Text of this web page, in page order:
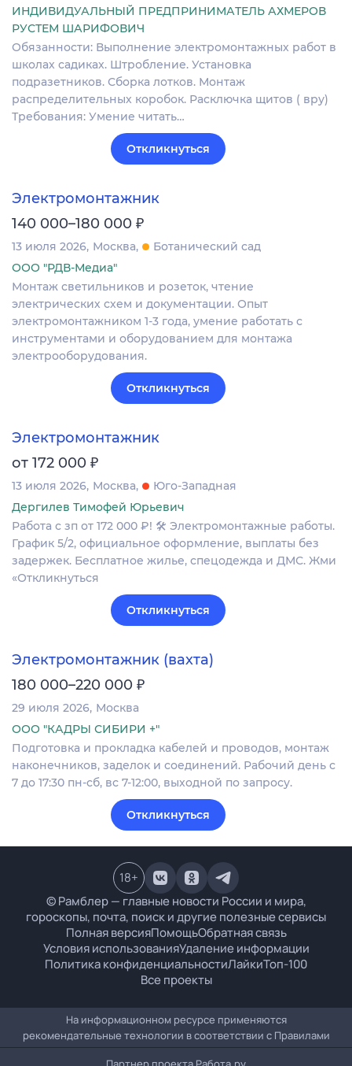
ИНДИВИДУАЛЬНЫЙ ПРЕДПРИНИМАТЕЛЬ АХМЕРОВ
РУСТЕМ ШАРИФОВИЧ
Обязанности: Выполнение электромонтажных работ в
школах садиках. Штробление. Установка
подразетников. Сборка лотков. Монтаж
распределительных коробок. Расключка щитов ( вру)
Требования: Умение читать…
Откликнуться
Электромонтажник
140 000–180 000 ₽
13 июля 2026 Москва
Ботанический сад
ООО "РДВ-Медиа"
Монтаж светильников и розеток, чтение
электрических схем и документации. Опыт
электромонтажником 1-3 года, умение работать с
инструментами и оборудованием для монтажа
электрооборудования.
Откликнуться
Электромонтажник
от 172 000 ₽
13 июля 2026 Москва
Юго-Западная
Дергилев Тимофей Юрьевич
Работа с зп от 172 000 ₽! 🛠 Электромонтажные работы.
График 5/2, официальное оформление, выплаты без
задержек. Бесплатное жилье, спецодежда и ДМС. Жми
«Откликнуться
Откликнуться
Электромонтажник (вахта)
180 000–220 000 ₽
29 июля 2026 Москва
ООО "КАДРЫ СИБИРИ +"
Подготовка и прокладка кабелей и проводов, монтаж
наконечников, заделок и соединений. Рабочий день с
7 до 17:30 пн-сб, вс 7-12:00, выходной по запросу.
Откликнуться
© Рамблер — главные новости России и мира,
гороскопы, почта, поиск и другие полезные сервисы
Полная версияПомощьОбратная связь
Условия использованияУдаление информации
Политика конфиденциальностиЛайкиТоп-100
Все проекты
18+
На информационном ресурсе применяются
рекомендательные технологии в соответствии с Правилами